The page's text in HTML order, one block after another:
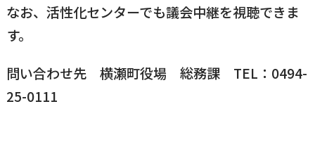
国民健康保険 マイナンバー
各種申請書
横瀬のふるさと納税
横瀬町の観光
施設・文化 事業者の方向け
横瀬町のこと 広報・メディア
なお、活性化センターでも議会中継を視聴できま
す。
問い合わせ先 横瀬町役場 総務課 TEL：0494-
25-0111